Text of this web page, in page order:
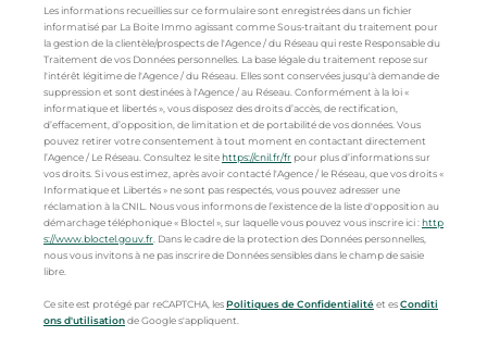
Les informations recueillies sur ce formulaire sont enregistrées dans un fichier
informatisé par La Boite Immo agissant comme Sous-traitant du traitement pour
la gestion de la clientèle/prospects de l'Agence / du Réseau qui reste Responsable du
Traitement de vos Données personnelles. La base légale du traitement repose sur
l'intérêt légitime de l'Agence / du Réseau. Elles sont conservées jusqu'à demande de
suppression et sont destinées à l'Agence / au Réseau. Conformément à la loi «
informatique et libertés », vous disposez des droits d’accès, de rectification,
d’effacement, d’opposition, de limitation et de portabilité de vos données. Vous
pouvez retirer votre consentement à tout moment en contactant directement
l’Agence / Le Réseau. Consultez le sitehttps://cnil.fr/fr pour plus d’informations sur
vos droits. Si vous estimez, après avoir contacté l'Agence / le Réseau, que vos droits «
Informatique et Libertés » ne sont pas respectés, vous pouvez adresser une
réclamation à la CNIL. Nous vous informons de l’existence de la liste d'opposition au
démarchage téléphonique « Bloctel », sur laquelle vous pouvez vous inscrire ici :http
s://www.bloctel.gouv.fr . Dans le cadre de la protection des Données personnelles,
nous vous invitons à ne pas inscrire de Données sensibles dans le champ de saisie
libre.
Ce site est protégé par reCAPTCHA, lesPolitiques de Confidentialitéet esConditi
ons d'utilisationde Google s'appliquent.